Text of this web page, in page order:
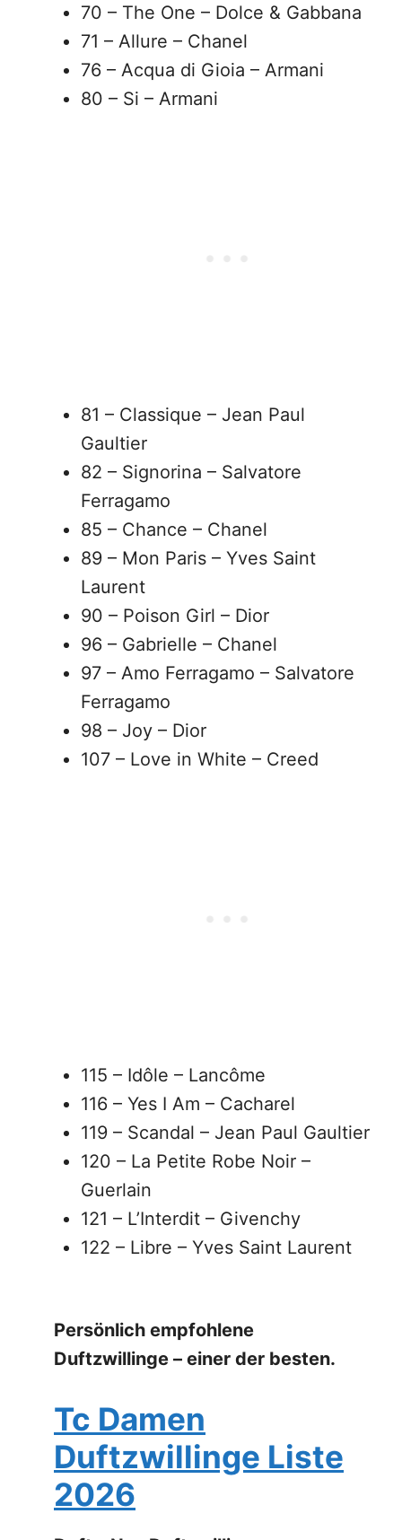
70 – The One – Dolce & Gabbana
71 – Allure – Chanel
76 – Acqua di Gioia – Armani
80 – Si – Armani
81 – Classique – Jean Paul
Gaultier
82 – Signorina – Salvatore
Ferragamo
85 – Chance – Chanel
89 – Mon Paris – Yves Saint
Laurent
90 – Poison Girl – Dior
96 – Gabrielle – Chanel
97 – Amo Ferragamo – Salvatore
Ferragamo
98 – Joy – Dior
107 – Love in White – Creed
115 – Idôle – Lancôme
116 – Yes I Am – Cacharel
119 – Scandal – Jean Paul Gaultier
120 – La Petite Robe Noir –
Guerlain
121 – L’Interdit – Givenchy
122 – Libre – Yves Saint Laurent
Persönlich empfohlene
Duftzwillinge – einer der besten.
Tc Damen
Duftzwillinge Liste
2026